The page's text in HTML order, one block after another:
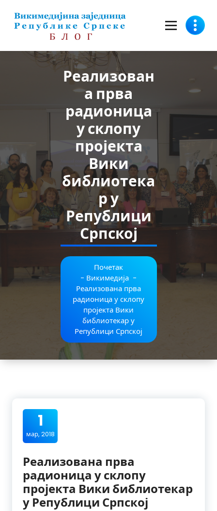
садржај
Реализован
а прва
радионица
у склопу
пројекта
Вики
библиотека
р у
Републици
Српској
Почетак
- Викимедија -
Реализована прва
радионица у склопу
пројекта Вики
библиотекар у
Републици Српској
1
мар, 2018
Реализована прва
радионица у склопу
пројекта Вики библиотекар
у Републици Српској